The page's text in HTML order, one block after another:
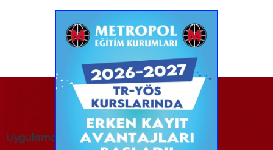
UYGULAMA İNDIRIN